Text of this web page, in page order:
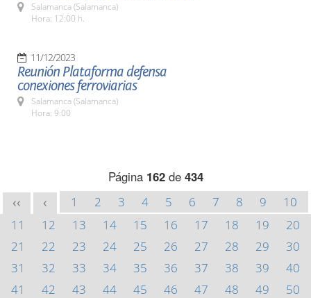
Salamanca (Salamanca)
Hora: 12:00 h.
11/12/2023
Reunión Plataforma defensa
conexiones ferroviarias
Salamanca (Salamanca)
Hora: 9:00
Página 162de 434
<< < 1 2 3 4 5 6 7 8 9
10
11
12 13 14 15 16 17 18 19
20
21
22 23 24 25 26 27 28 29
30
31
32 33 34 35 36 37 38 39
40
41
42 43 44 45 46 47 48 49
50